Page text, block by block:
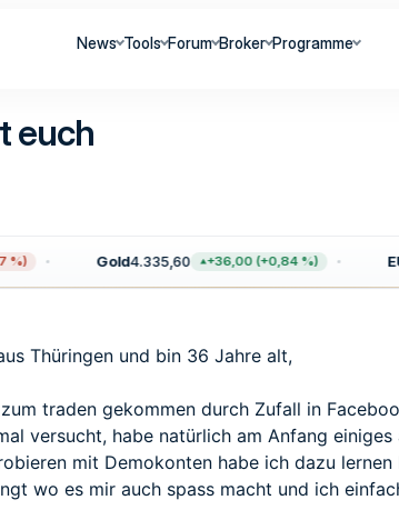
News Tools Forum Broker Programme
euch
Gold4.335,60 +36,00 (+0,84 %)
Thüringen und bin 36 Jahre alt,
traden gekommen durch Zufall in
versucht, habe natürlich am Anfang
mit Demokonten habe ich dazu
wo es mir auch spass macht und ich